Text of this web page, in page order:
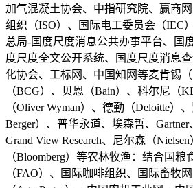
加气混凝土协会、中指研究院、赢商
组织（ISO）、国际电工委员会（IEC
总局-国度尺度消息公共办事平台、国
度尺度全文公开系统、国度尺度消息
化协会、工标网、中国知网等麦肯锡（
（BCG）、贝恩（Bain）、科尔尼（
（Oliver Wyman）、德勤（Deloitte）
Berger）、普华永道、埃森哲、Gartner
Grand View Research、尼尔森（
（Bloomberg）等农林牧渔：结合国粮
（FAO）、国际咖啡组织、国际畜牧